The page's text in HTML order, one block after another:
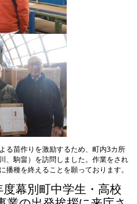
る苗作りを激励するため、町内3カ所
、駒畠）を訪問しました。作業をされ
播種を終えることを願っております。
幕別町中学生・高校